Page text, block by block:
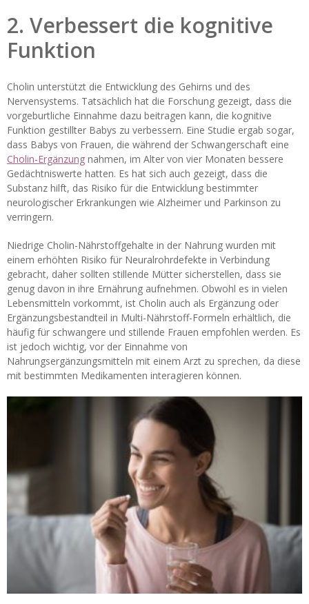
2. Verbessert die kognitive
Funktion
Cholin unterstützt die Entwicklung des Gehirns und des
Nervensystems. Tatsächlich hat die Forschung gezeigt, dass die
vorgeburtliche Einnahme dazu beitragen kann, die kognitive
Funktion gestillter Babys zu verbessern. Eine Studie ergab sogar,
dass Babys von Frauen, die während der Schwangerschaft eine
Cholin-Ergänzung nahmen, im Alter von vier Monaten bessere
Gedächtniswerte hatten. Es hat sich auch gezeigt, dass die
Substanz hilft, das Risiko für die Entwicklung bestimmter
neurologischer Erkrankungen wie Alzheimer und Parkinson zu
verringern.
Niedrige Cholin-Nährstoffgehalte in der Nahrung wurden mit
einem erhöhten Risiko für Neuralrohrdefekte in Verbindung
gebracht, daher sollten stillende Mütter sicherstellen, dass sie
genug davon in ihre Ernährung aufnehmen. Obwohl es in vielen
Lebensmitteln vorkommt, ist Cholin auch als Ergänzung oder
Ergänzungsbestandteil in Multi-Nährstoff-Formeln erhältlich, die
häufig für schwangere und stillende Frauen empfohlen werden. Es
ist jedoch wichtig, vor der Einnahme von
Nahrungsergänzungsmitteln mit einem Arzt zu sprechen, da diese
mit bestimmten Medikamenten interagieren können.